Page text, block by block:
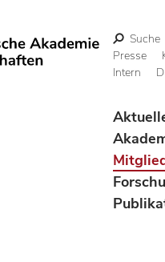
Suche
Presse
Intern